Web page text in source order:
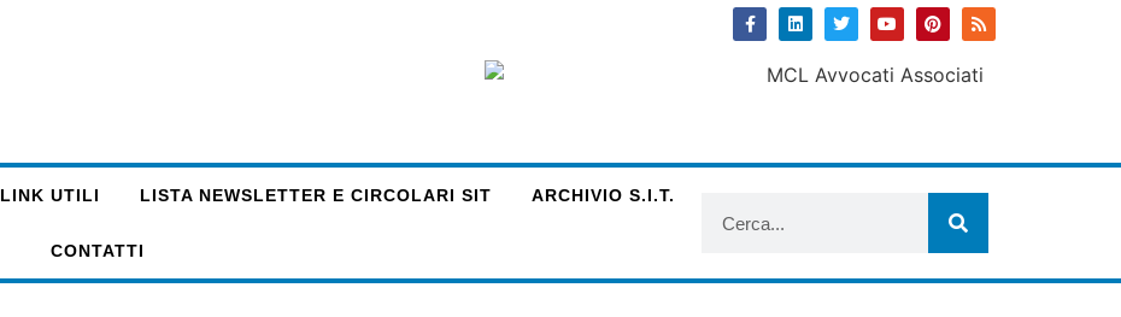
LINK UTILI LISTA NEWSLETTER E CIRCOLARI SIT ARCHIVIO S.I.T.
CONTATTI